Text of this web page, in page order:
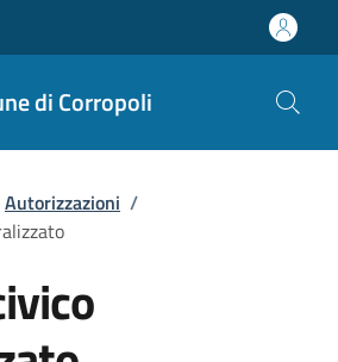
di Corropoli
Autorizzazioni /